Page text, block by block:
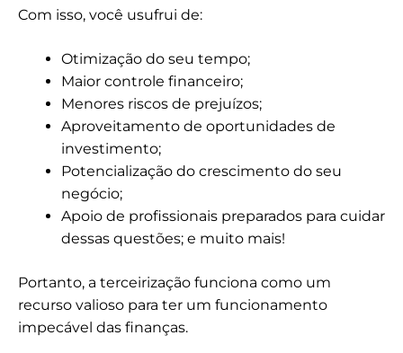
Com isso, você usufrui de:
Otimização do seu tempo;
Maior controle financeiro;
Menores riscos de prejuízos;
Aproveitamento de oportunidades de
investimento;
Potencialização do crescimento do seu
negócio;
Apoio de profissionais preparados para cuidar
dessas questões; e muito mais!
Portanto, a terceirização funciona como um
recurso valioso para ter um funcionamento
impecável das finanças.